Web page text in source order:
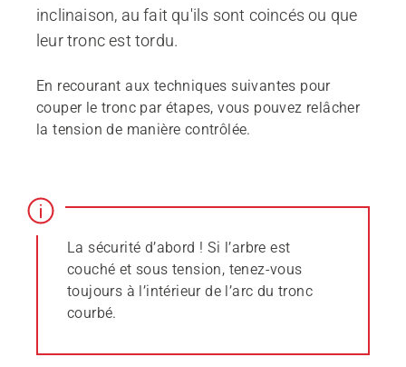
inclinaison, au fait qu'ils sont coincés ou que
leur tronc est tordu.
En recourant aux techniques suivantes pour
couper le tronc par étapes, vous pouvez relâcher
la tension de manière contrôlée.
La sécurité d’abord ! Si l’arbre est
couché et sous tension, tenez-vous
toujours à l’intérieur de l’arc du tronc
courbé.